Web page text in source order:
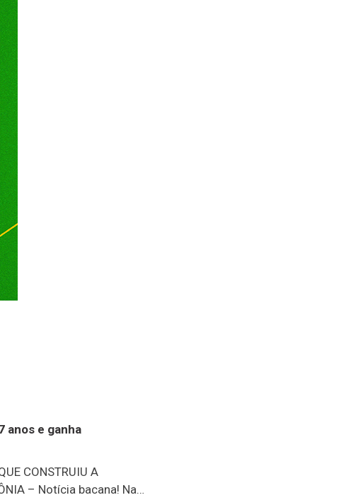
anos e ganha
CONSTRUIU A
– Notícia bacana! Na